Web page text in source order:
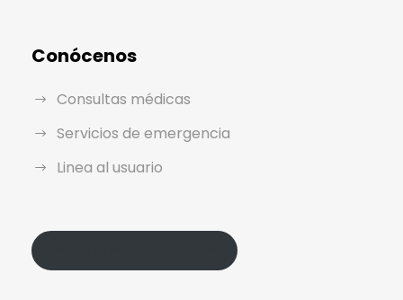
Conócenos
Consultas médicas
Servicios de emergencia
Linea al usuario